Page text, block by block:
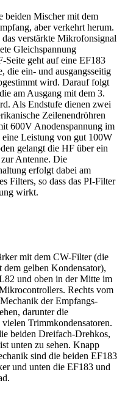
beiden Mischer mit dem
aber verkehrt herum.
verstärkte Mikrofonsignal
Gleichspannung
Seite geht auf eine EF183
die ein- und ausgangsseitig
wird. Darauf folgt
am Ausgang mit dem 3.
Als Endstufe dienen zwei
Zeilenendröhren
600V Anodenspannung im
Leistung von gut 100W
gelangt die HF über ein
Antenne. Die
erfolgt dabei am
Filters, so dass das PI-Filter
wirkt.
mit dem CW-Filter (die
dem gelben Kondensator),
und oben in der Mitte im
Rechts vom
der Empfangs-
darunter die
Trimmkondensatoren.
beiden Dreifach-Drehkos,
unten zu sehen. Knapp
sind die beiden EF183
und unten die EF183 und